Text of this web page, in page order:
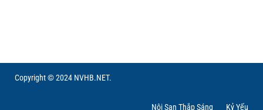
Copyright © 2024 NVHB.NET.
Nội San Thắp Sáng Kỷ Yếu